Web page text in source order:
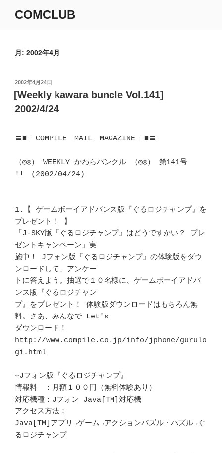
COMCLUB
月: 2002年4月
投
稿
日:
2002年4月24日
[Weekly kawara buncle Vol.141]
2002/4/24
〓■□ COMPILE　MAIL　MAGAZINE □■〓
（◎◎） WEEKLY かわらバンクル （◎◎） 第141号
!!　(2002/04/24)
1.【 ゲームボーイアドバンス版『ぐるロジチャンプ』を
プレゼント！ 】
「J-SKY版『ぐるロジチャンプ』はどうですかい？ プレ
ゼントキャンペーン」実
施中！ Jフォン版『ぐるロジチャンプ』の体験版をダウ
ンロードして、アンケー
トに答えよう。抽選で１０名様に、ゲームボーイアドバ
ンス版『ぐるロジチャン
プ』をプレゼント！ 体験版ダウンロードはもちろん無
料。さあ、みんなで Let's
ダウンロード！
http://www.compile.co.jp/info/jphone/gurulo
gi.html
☆Jフォン版『ぐるロジチャンプ』
情報料　：月額１００円（無料体験あり）
対応機種：Jフォン Java[TM]対応機
アクセス方法：
Java[TM]アプリ→ゲーム→アクションパズル・パズル→ぐ
るロジチャンプ